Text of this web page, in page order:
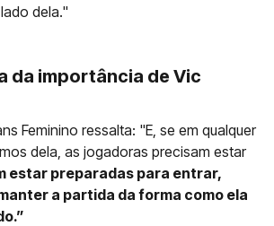
dela."
da importância de Vic
Feminino ressalta: "E, se em qualquer
dela, as jogadoras precisam estar
estar preparadas para entrar,
a partida da forma como ela